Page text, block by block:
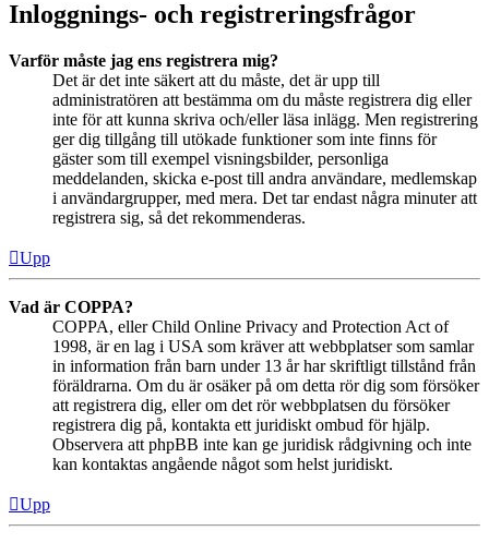
Inloggnings- och registreringsfrågor
Varför måste jag ens registrera mig?
Det är det inte säkert att du måste, det är upp till
administratören att bestämma om du måste registrera dig eller
inte för att kunna skriva och/eller läsa inlägg. Men registrering
ger dig tillgång till utökade funktioner som inte finns för
gäster som till exempel visningsbilder, personliga
meddelanden, skicka e-post till andra användare, medlemskap
i användargrupper, med mera. Det tar endast några minuter att
registrera sig, så det rekommenderas.
Upp
Vad är COPPA?
COPPA, eller Child Online Privacy and Protection Act of
1998, är en lag i USA som kräver att webbplatser som samlar
in information från barn under 13 år har skriftligt tillstånd från
föräldrarna. Om du är osäker på om detta rör dig som försöker
att registrera dig, eller om det rör webbplatsen du försöker
registrera dig på, kontakta ett juridiskt ombud för hjälp.
Observera att phpBB inte kan ge juridisk rådgivning och inte
kan kontaktas angående något som helst juridiskt.
Upp